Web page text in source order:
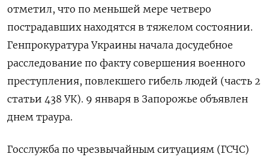
отметил, что по меньшей мере четверо
пострадавших находятся в тяжелом состоянии.
Генпрокуратура Украины начала досудебное
расследование по факту совершения военного
преступления, повлекшего гибель людей (часть 2
статьи 438 УК). 9 января в Запорожье объявлен
днем траура.
Госслужба по чрезвычайным ситуациям (ГСЧС)